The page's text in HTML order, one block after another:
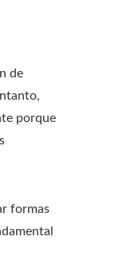
de
porque
formas